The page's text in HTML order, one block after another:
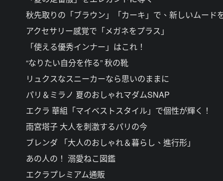
秋先取りの「ブラウン」「カーキ」で、新しいムード
アクセサリー感覚で「メガネをプラス」
「使える優秀インナー」はこれ！
“なりたい自分を作る” 秋の靴
リュクスなスニーカーなら思いのままに
パリ＆ミラノ 夏のおしゃれマダムSNAP
エクラ 華組「マイベストスタイル」で個性が輝く！
雨宮塔子 大人を刺激するパリの今
ブレンダ 「大人のおしゃれ＆暮らし、進行形」
あの人の！ 溺愛ねこ図鑑
エクラプレミアム通販